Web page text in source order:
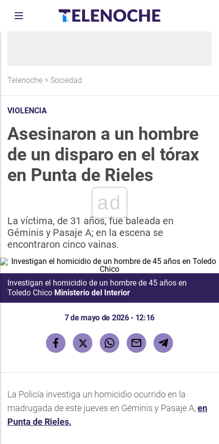
Telenoche > Sociedad
VIOLENCIA
Asesinaron a un hombre
de un disparo en el tórax
en Punta de Rieles
ad
La víctima, de 31 años, fue baleada en
Géminis y Pasaje A; en la escena se
encontraron cinco vainas.
Investigan el homicidio de un hombre de 45 años en
Toledo Chico Ministerio del Interior
7 de mayo de 2026 - 12:16
La Policía investiga un homicidio ocurrido en la
madrugada de este jueves en Géminis y Pasaje A,en
Punta de Rieles.